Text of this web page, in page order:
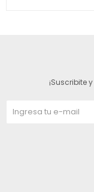
¡Suscribite